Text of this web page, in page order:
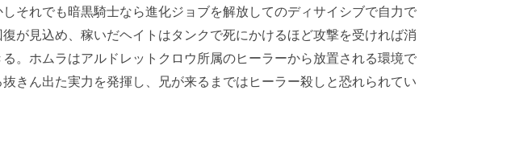
それでも暗黒騎士なら進化ジョブを解放してのディサイシブで自力で
復が見込め、稼いだヘイトはタンクで死にかけるほど攻撃を受ければ消
る。ホムラはアルドレットクロウ所属のヒーラーから放置される環境で
抜きん出た実力を発揮し、兄が来るまではヒーラー殺しと恐れられてい